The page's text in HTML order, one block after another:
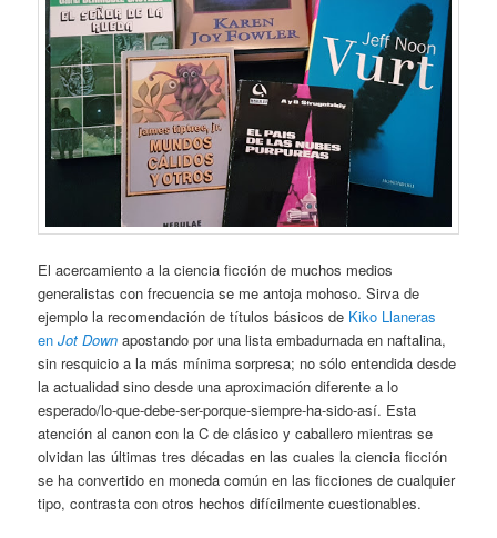
El acercamiento a la ciencia ficción de muchos medios
generalistas con frecuencia se me antoja mohoso. Sirva de
ejemplo la recomendación de títulos básicos de Kiko Llaneras
enJot Down apostando por una lista embadurnada en naftalina,
sin resquicio a la más mínima sorpresa; no sólo entendida desde
la actualidad sino desde una aproximación diferente a lo
esperado/lo-que-debe-ser-porque-siempre-ha-sido-así. Esta
atención al canon con la C de clásico y caballero mientras se
olvidan las últimas tres décadas en las cuales la ciencia ficción
se ha convertido en moneda común en las ficciones de cualquier
tipo, contrasta con otros hechos difícilmente cuestionables.